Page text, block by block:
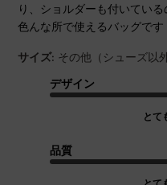
り、ショルダーも付いてい
色んな所で使えるバッグです
サイズ: その他（シューズ以外
デザイン
とて
品質